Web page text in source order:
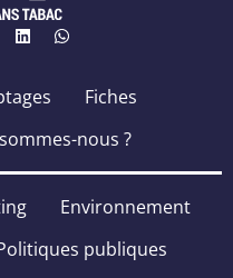
Fiches
nous ?
Environnement
publiques